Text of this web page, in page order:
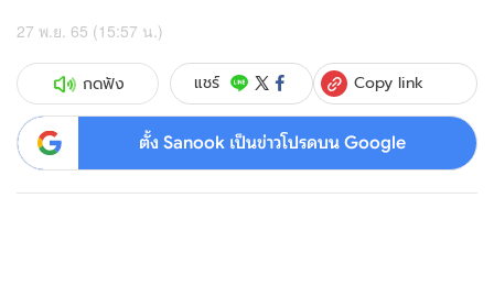
27 พ.ย. 65 (15:57 น.)
กดฟัง แชร์ Copy link
ตั้ง Sanook เป็นข่าวโปรดบน Google